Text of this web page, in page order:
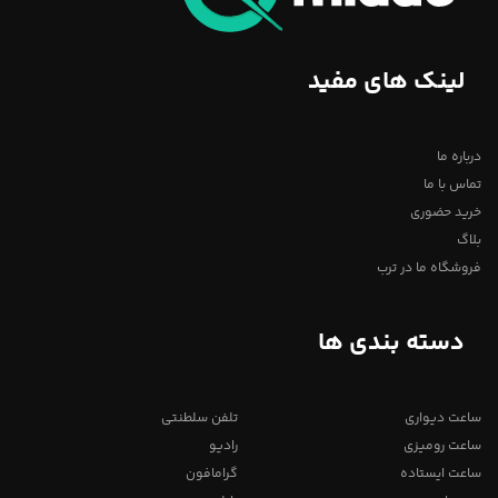
لینک های مفید
درباره ما
تماس با ما
خرید حضوری
بلاگ
فروشگاه ما در ترب
دسته بندی ها
ساعت دیواری
ساعت رومیزی
ساعت ایستاده
تلفن سلطنتی
رادیو
گرامافون